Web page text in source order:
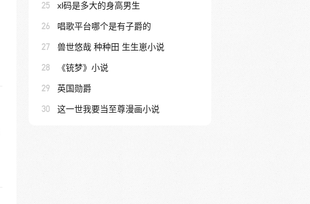
25 xl码是多大的身高男生
26 唱歌平台哪个是有子爵的
27 兽世悠哉 种种田 生生崽小说
28 《铳梦》小说
29 英国勋爵
30 这一世我要当至尊漫画小说